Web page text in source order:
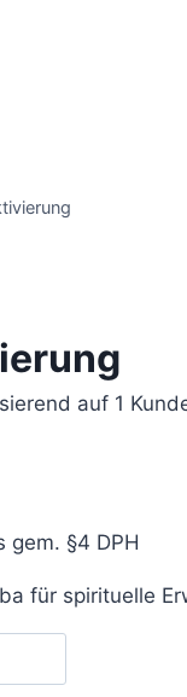
auf 1
gem. §4 DPH
für spirituelle